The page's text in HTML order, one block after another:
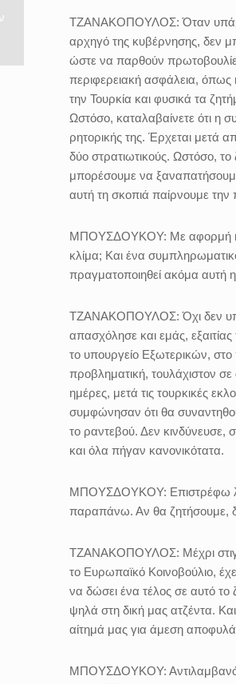
ΤΖΑΝΑΚΟΠΟΥΛΟΣ:Όταν
αρχηγό της κυβέρνησης, δεν
ώστε να παρθούν
περιφερειακή ασφάλεια, όπως
την Τουρκία και φυσικά τα
Ωστόσο, καταλαβαίνετε ότι η
ρητορικής της. Έρχεται μετά
δύο στρατιωτικούς. Ωστόσο,
μπορέσουμε να ξαναπατήσουμε
αυτή τη σκοπιά παίρνουμε την
ΜΠΟΥΣΔΟΥΚΟΥ: Με αφορμή
κλίμα; Και ένα
πραγματοποιηθεί ακόμα αυτή
ΤΖΑΝΑΚΟΠΟΥΛΟΣ:Όχι δεν
απασχόλησε και εμάς,
το υπουργείο Εξωτερικών,
προβληματική, τουλάχιστον
ημέρες, μετά τις τουρκικές
συμφώνησαν ότι θα
το ραντεβού. Δεν κινδύνευσε,
και όλα πήγαν κανονικότατα.
ΜΠΟΥΣΔΟΥΚΟΥ: Επιστρέφω
παραπάνω. Αν θα ζητήσουμε,
ΤΖΑΝΑΚΟΠΟΥΛΟΣ: Μέχρι
το Ευρωπαϊκό Κοινοβούλιο,
να δώσει ένα τέλος σε αυτό το
ψηλά στη δική μας ατζέντα.
αίτημά μας για άμεση
ΜΠΟΥΣΔΟΥΚΟΥ: